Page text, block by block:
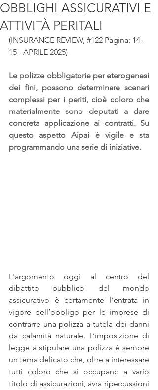
OBBLIGHI ASSICURATIVI E
ATTIVITÀ PERITALI
(INSURANCE REVIEW, #122 Pagina: 14-
15 - APRILE 2025)
Le polizze obbligatorie per eterogenesi
dei fini, possono determinare scenari
complessi per i periti, cioè coloro che
materialmente sono deputati a dare
concreta applicazione ai contratti. Su
questo aspetto Aipai è vigile e sta
programmando una serie di iniziative.
L'argomento oggi al centro del
dibattito pubblico del mondo
assicurativo è certamente l’entrata in
vigore dell’obbligo per le imprese di
contrarre una polizza a tutela dei danni
da calamità naturale. L’imposizione di
legge a stipulare una polizza è sempre
un tema delicato che, oltre a interessare
tutti coloro che si occupano a vario
titolo di assicurazioni, avrà ripercussioni